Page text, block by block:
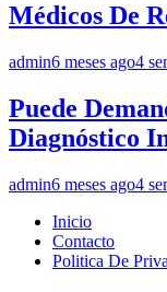
Médicos De
admin6 meses ago4
Puede
Diagnóstico
admin6 meses ago4
Inicio
Contacto
Politica De